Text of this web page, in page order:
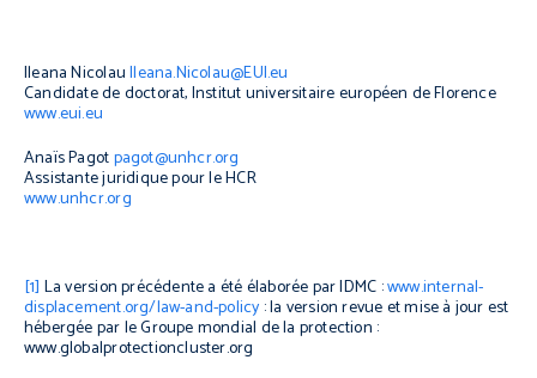
Ileana NicolauIleana.Nicolau@EUI.eu
Candidate de doctorat, Institut universitaire européen de Florence
www.eui.eu
Anaïs Pagotpagot@unhcr.org
Assistante juridique pour le HCR
www.unhcr.org
[1] La version précédente a été élaborée par IDMC :www.internal-
displacement.org/law-and-policy : la version revue et mise à jour est
hébergée par le Groupe mondial de la protection :
www.globalprotectioncluster.org